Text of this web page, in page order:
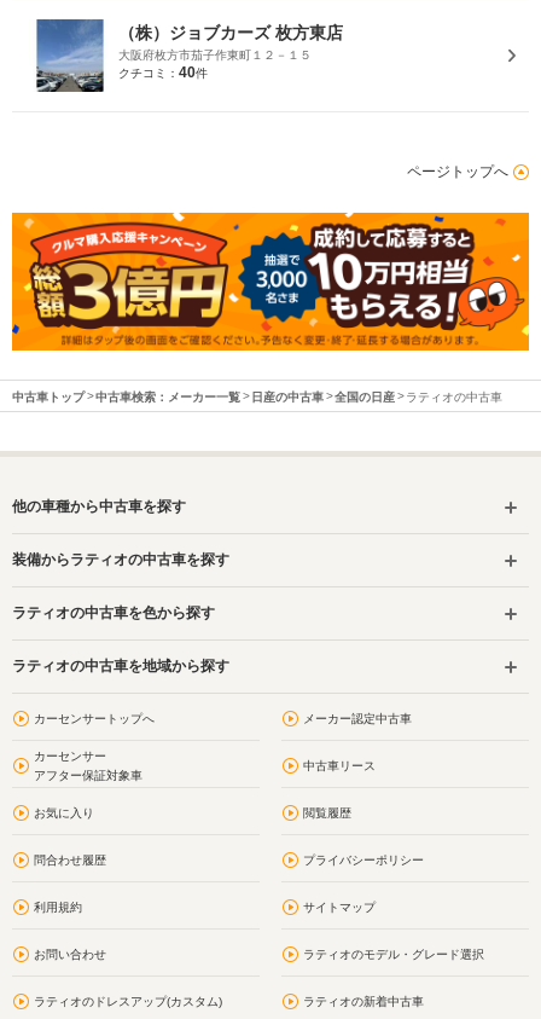
（株）ジョブカーズ 枚方東店
大阪府枚方市茄子作東町１２－１５
クチコミ： 40件
ページトップへ
中古車トップ 中古車検索：メーカー一覧 日産の中古車 全国の日産 ラティオの中古車
他の車種から中古車を探す
装備からラティオの中古車を探す
ラティオの中古車を色から探す
ラティオの中古車を地域から探す
カーセンサートップへ メーカー認定中古車
カーセンサー
アフター保証対象車
中古車リース
お気に入り 閲覧履歴
問合わせ履歴 プライバシーポリシー
利用規約 サイトマップ
お問い合わせ ラティオのモデル・グレード選択
ラティオのドレスアップ(カスタム) ラティオの新着中古車